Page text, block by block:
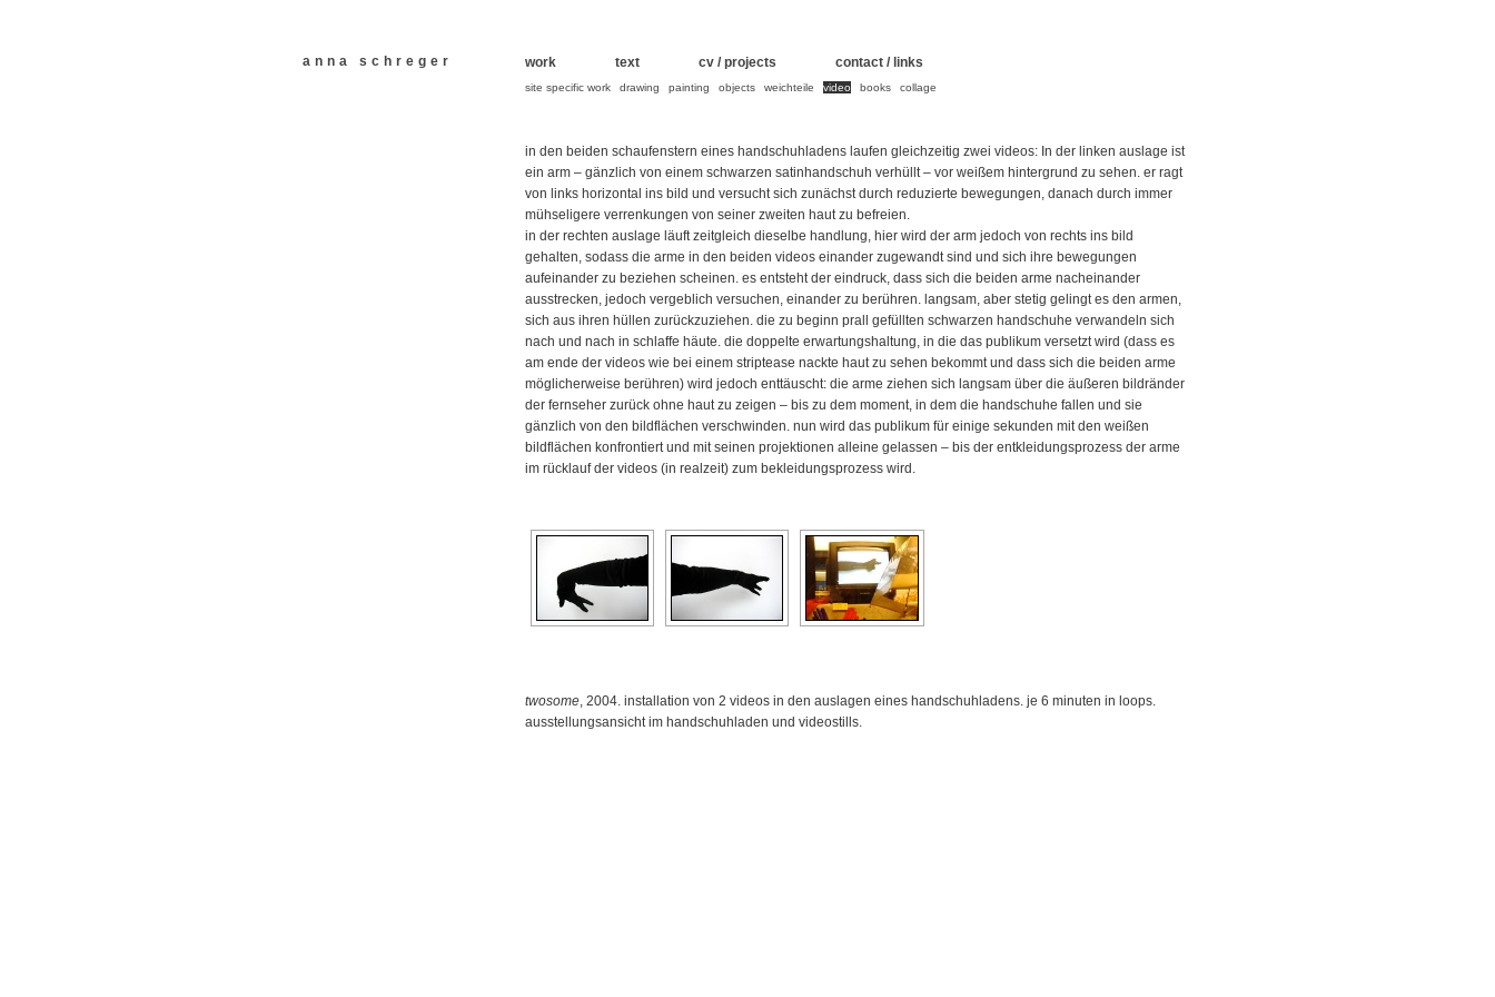
anna schreger work text cv / projects contact / links
site specific work drawing painting objects weichteile video books collage
in den beiden schaufenstern eines handschuhladens laufen gleichzeitig zwei videos: In der linken auslage ist
ein arm – gänzlich von einem schwarzen satinhandschuh verhüllt – vor weißem hintergrund zu sehen. er ragt
von links horizontal ins bild und versucht sich zunächst durch reduzierte bewegungen, danach durch immer
mühseligere verrenkungen von seiner zweiten haut zu befreien.
in der rechten auslage läuft zeitgleich dieselbe handlung, hier wird der arm jedoch von rechts ins bild
gehalten, sodass die arme in den beiden videos einander zugewandt sind und sich ihre bewegungen
aufeinander zu beziehen scheinen. es entsteht der eindruck, dass sich die beiden arme nacheinander
ausstrecken, jedoch vergeblich versuchen, einander zu berühren. langsam, aber stetig gelingt es den armen,
sich aus ihren hüllen zurückzuziehen. die zu beginn prall gefüllten schwarzen handschuhe verwandeln sich
nach und nach in schlaffe häute. die doppelte erwartungshaltung, in die das publikum versetzt wird (dass es
am ende der videos wie bei einem striptease nackte haut zu sehen bekommt und dass sich die beiden arme
möglicherweise berühren) wird jedoch enttäuscht: die arme ziehen sich langsam über die äußeren bildränder
der fernseher zurück ohne haut zu zeigen – bis zu dem moment, in dem die handschuhe fallen und sie
gänzlich von den bildflächen verschwinden. nun wird das publikum für einige sekunden mit den weißen
bildflächen konfrontiert und mit seinen projektionen alleine gelassen – bis der entkleidungsprozess der arme
im rücklauf der videos (in realzeit) zum bekleidungsprozess wird.
twosome, 2004. installation von 2 videos in den auslagen eines handschuhladens. je 6 minuten in loops.
ausstellungsansicht im handschuhladen und videostills.